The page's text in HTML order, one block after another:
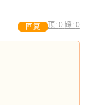
顶: 0 踩: 0
回复